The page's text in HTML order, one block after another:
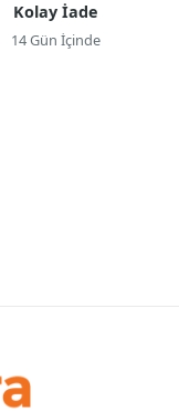
Kolay İade
14 Gün İçinde